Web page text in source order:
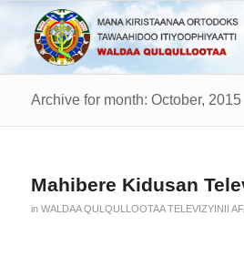
Archive for month: October, 2015
Mahibere Kidusan
in WALDAA QULQULLOOTAA TELEVIZYINII